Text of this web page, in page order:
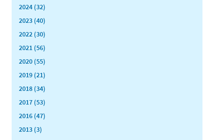
2024 (32)
2023 (40)
2022 (30)
2021 (56)
2020 (55)
2019 (21)
2018 (34)
2017 (53)
2016 (47)
2013 (3)